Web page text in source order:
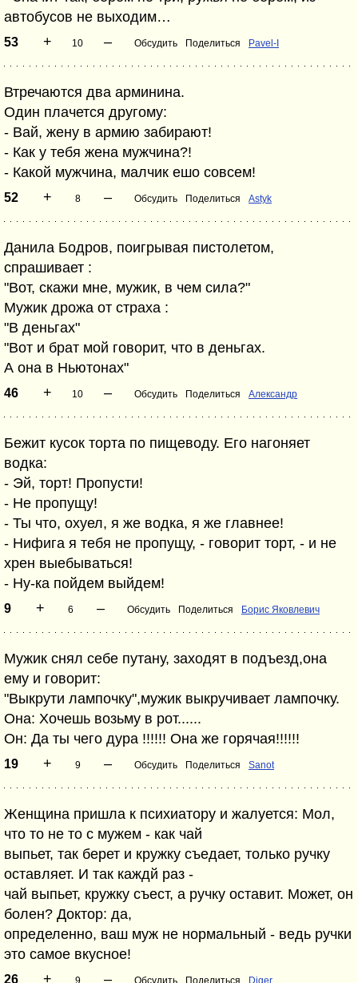
автобусов не выходим…
53 + 10 – Обсудить Поделиться Pavel-I
Втречаются два арминина.
Один плачется другому:
- Вай, жену в армию забирают!
- Как у тебя жена мужчина?!
- Какой мужчина, малчик ешо совсем!
52 + 8 – Обсудить Поделиться Astyk
Данила Бодров, поигрывая пистолетом,
спрашивает :
"Вот, скажи мне, мужик, в чем сила?"
Мужик дрожа от страха :
"В деньгах"
"Вот и брат мой говорит, что в деньгах.
А она в Ньютонах"
46 + 10 – Обсудить Поделиться Александр
Бежит кусок торта по пищеводу. Его нагоняет
водка:
- Эй, торт! Пропусти!
- Не пропущу!
- Ты что, охуел, я же водка, я же главнее!
- Нифига я тебя не пропущу, - говорит торт, - и не
хрен выебываться!
- Ну-ка пойдем выйдем!
9 + 6 – Обсудить Поделиться Борис Яковлевич
Мужик снял себе путану, заходят в подъезд,она
ему и говорит:
"Выкрути лампочку",мужик выкручивает лампочку.
Она: Хочешь возьму в рот......
Он: Да ты чего дура !!!!!! Она же горячая!!!!!!
19 + 9 – Обсудить Поделиться Sanot
Женщина пришла к психиатору и жалуется: Мол,
что то не то с мужем - как чай
выпьет, так берет и кружку съедает, только ручку
оставляет. И так каждй раз -
чай выпьет, кружку съест, а ручку оставит. Может, он
болен? Доктор: да,
определенно, ваш муж не нормальный - ведь ручки
это самое вкусное!
26 + 9 – Обсудить Поделиться Diger